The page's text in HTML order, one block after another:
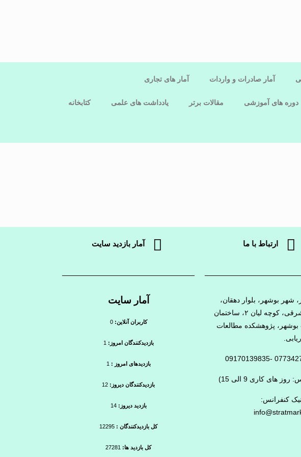
آمار صادرات و واردات آمار های تجاری
دوره های آموزشی مقالات برتر یادداشت های علمی کتابخانه
ارتباط با ما
شهر بوشهر، بلوار دهقان،
خیابان لیان شرقی، کوچه لیان ۲، ساختمان
پژوهشکده مطالعات
های کاری 9 الی 15)
کنفرانس:
آمار بازدید سایت
آمار سایت
کاربران آنلاین:0
بازدیدکنندگان امروز:
بازدیدهای امروز :
بازدیدکنندگان دیروز:
بازدید دیروز:14
کل بازدیدکنندگان :
کل بازدید ها: